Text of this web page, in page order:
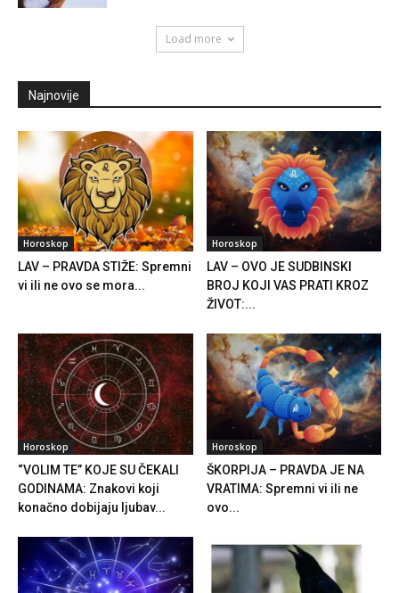
Load more
Najnovije
Horoskop
LAV – PRAVDA STIŽE: Spremni
vi ili ne ovo se mora...
Horoskop
LAV – OVO JE SUDBINSKI
BROJ KOJI VAS PRATI KROZ
ŽIVOT:...
Horoskop
“VOLIM TE” KOJE SU ČEKALI
GODINAMA: Znakovi koji
konačno dobijaju ljubav...
Horoskop
ŠKORPIJA – PRAVDA JE NA
VRATIMA: Spremni vi ili ne
ovo...